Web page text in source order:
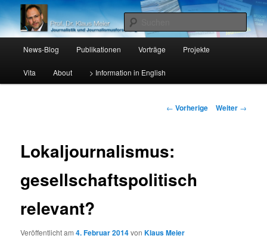
Prof. Dr. Klaus Meier
Lehrstuhl für Journalistik I, Katholische Universität Eichstätt-Ingolstadt
Zum
Inhalt
News-Blog Publikationen Vorträge Projekte
Vita About > Information in English
Beitrags-
← Vorherige Weiter →
Lokaljournalismus:
gesellschaftspolitisch
relevant?
Veröffentlicht am4. Februar 2014vonKlaus Meier